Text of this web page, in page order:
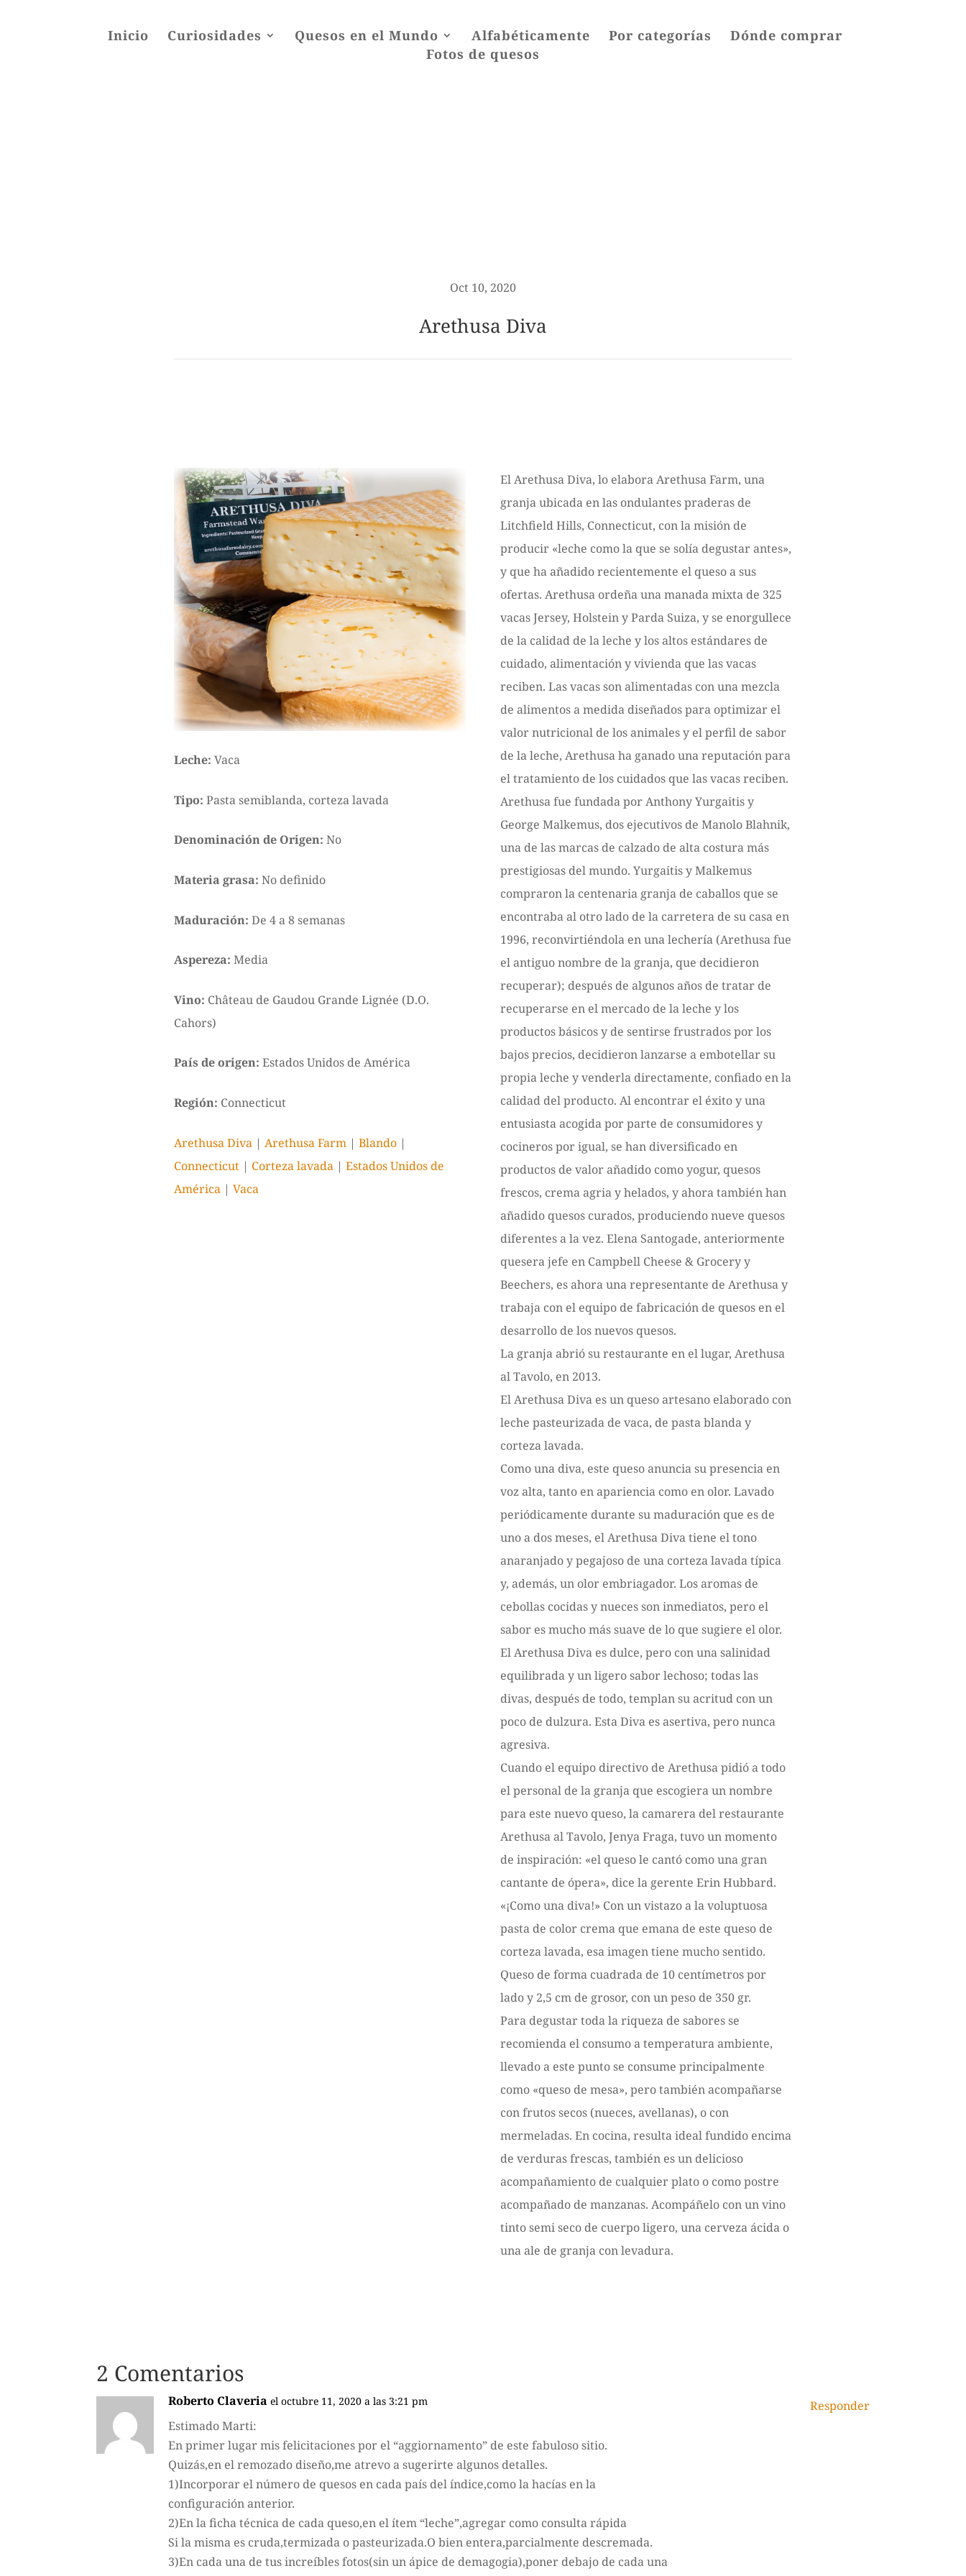
Inicio Curiosidades Quesos en el Mundo Alfabéticamente Por categorías
Dónde comprar
Fotos de quesos
Oct 10, 2020
Arethusa Diva
Leche: Vaca
Tipo: Pasta semiblanda, corteza lavada
Denominación de Origen: No
Materia grasa: No definido
Maduración: De 4 a 8 semanas
Aspereza: Media
Vino: Château de Gaudou Grande Lignée (D.O.
Cahors)
País de origen: Estados Unidos de América
Región: Connecticut
Arethusa Diva| Arethusa Farm| Blando|
Connecticut| Corteza lavada| Estados Unidos de
América| Vaca
El Arethusa Diva, lo elabora Arethusa Farm, una
granja ubicada en las ondulantes praderas de
Litchfield Hills, Connecticut, con la misión de
producir «leche como la que se solía degustar antes»,
y que ha añadido recientemente el queso a sus
ofertas. Arethusa ordeña una manada mixta de 325
vacas Jersey, Holstein y Parda Suiza, y se enorgullece
de la calidad de la leche y los altos estándares de
cuidado, alimentación y vivienda que las vacas
reciben. Las vacas son alimentadas con una mezcla
de alimentos a medida diseñados para optimizar el
valor nutricional de los animales y el perfil de sabor
de la leche, Arethusa ha ganado una reputación para
el tratamiento de los cuidados que las vacas reciben.
Arethusa fue fundada por Anthony Yurgaitis y
George Malkemus, dos ejecutivos de Manolo Blahnik,
una de las marcas de calzado de alta costura más
prestigiosas del mundo. Yurgaitis y Malkemus
compraron la centenaria granja de caballos que se
encontraba al otro lado de la carretera de su casa en
1996, reconvirtiéndola en una lechería (Arethusa fue
el antiguo nombre de la granja, que decidieron
recuperar); después de algunos años de tratar de
recuperarse en el mercado de la leche y los
productos básicos y de sentirse frustrados por los
bajos precios, decidieron lanzarse a embotellar su
propia leche y venderla directamente, confiado en la
calidad del producto. Al encontrar el éxito y una
entusiasta acogida por parte de consumidores y
cocineros por igual, se han diversificado en
productos de valor añadido como yogur, quesos
frescos, crema agria y helados, y ahora también han
añadido quesos curados, produciendo nueve quesos
diferentes a la vez. Elena Santogade, anteriormente
quesera jefe en Campbell Cheese & Grocery y
Beechers, es ahora una representante de Arethusa y
trabaja con el equipo de fabricación de quesos en el
desarrollo de los nuevos quesos.
La granja abrió su restaurante en el lugar, Arethusa
al Tavolo, en 2013.
El Arethusa Diva es un queso artesano elaborado con
leche pasteurizada de vaca, de pasta blanda y
corteza lavada.
Como una diva, este queso anuncia su presencia en
voz alta, tanto en apariencia como en olor. Lavado
periódicamente durante su maduración que es de
uno a dos meses, el Arethusa Diva tiene el tono
anaranjado y pegajoso de una corteza lavada típica
y, además, un olor embriagador. Los aromas de
cebollas cocidas y nueces son inmediatos, pero el
sabor es mucho más suave de lo que sugiere el olor.
El Arethusa Diva es dulce, pero con una salinidad
equilibrada y un ligero sabor lechoso; todas las
divas, después de todo, templan su acritud con un
poco de dulzura. Esta Diva es asertiva, pero nunca
agresiva.
Cuando el equipo directivo de Arethusa pidió a todo
el personal de la granja que escogiera un nombre
para este nuevo queso, la camarera del restaurante
Arethusa al Tavolo, Jenya Fraga, tuvo un momento
de inspiración: «el queso le cantó como una gran
cantante de ópera», dice la gerente Erin Hubbard.
«¡Como una diva!» Con un vistazo a la voluptuosa
pasta de color crema que emana de este queso de
corteza lavada, esa imagen tiene mucho sentido.
Queso de forma cuadrada de 10 centímetros por
lado y 2,5 cm de grosor, con un peso de 350 gr.
Para degustar toda la riqueza de sabores se
recomienda el consumo a temperatura ambiente,
llevado a este punto se consume principalmente
como «queso de mesa», pero también acompañarse
con frutos secos (nueces, avellanas), o con
mermeladas. En cocina, resulta ideal fundido encima
de verduras frescas, también es un delicioso
acompañamiento de cualquier plato o como postre
acompañado de manzanas. Acompáñelo con un vino
tinto semi seco de cuerpo ligero, una cerveza ácida o
una ale de granja con levadura.
2 Comentarios
Roberto Claveria el octubre 11, 2020 a las 3:21 pm
Estimado Marti:
En primer lugar mis felicitaciones por el “aggiornamento” de este fabuloso sitio.
Quizás,en el remozado diseño,me atrevo a sugerirte algunos detalles.
1)Incorporar el número de quesos en cada país del índice,como la hacías en la
configuración anterior.
2)En la ficha técnica de cada queso,en el ítem “leche”,agregar como consulta rápida
Si la misma es cruda,termizada o pasteurizada.O bien entera,parcialmente descremada.
3)En cada una de tus increíbles fotos(sin un ápice de demagogia),poner debajo de cada una
Responder